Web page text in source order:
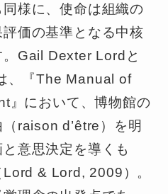
様に、使命は組織の
価の基準となる中核
Gail Dexter Lordと
、『The Manual of
』において、博物館の
raison d’être）を明
意思決定を導くも
& Lord, 2009）。